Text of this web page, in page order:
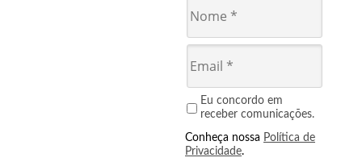
Eu concordo em
receber comunicações.
Conheça nossa Política de
Privacidade.